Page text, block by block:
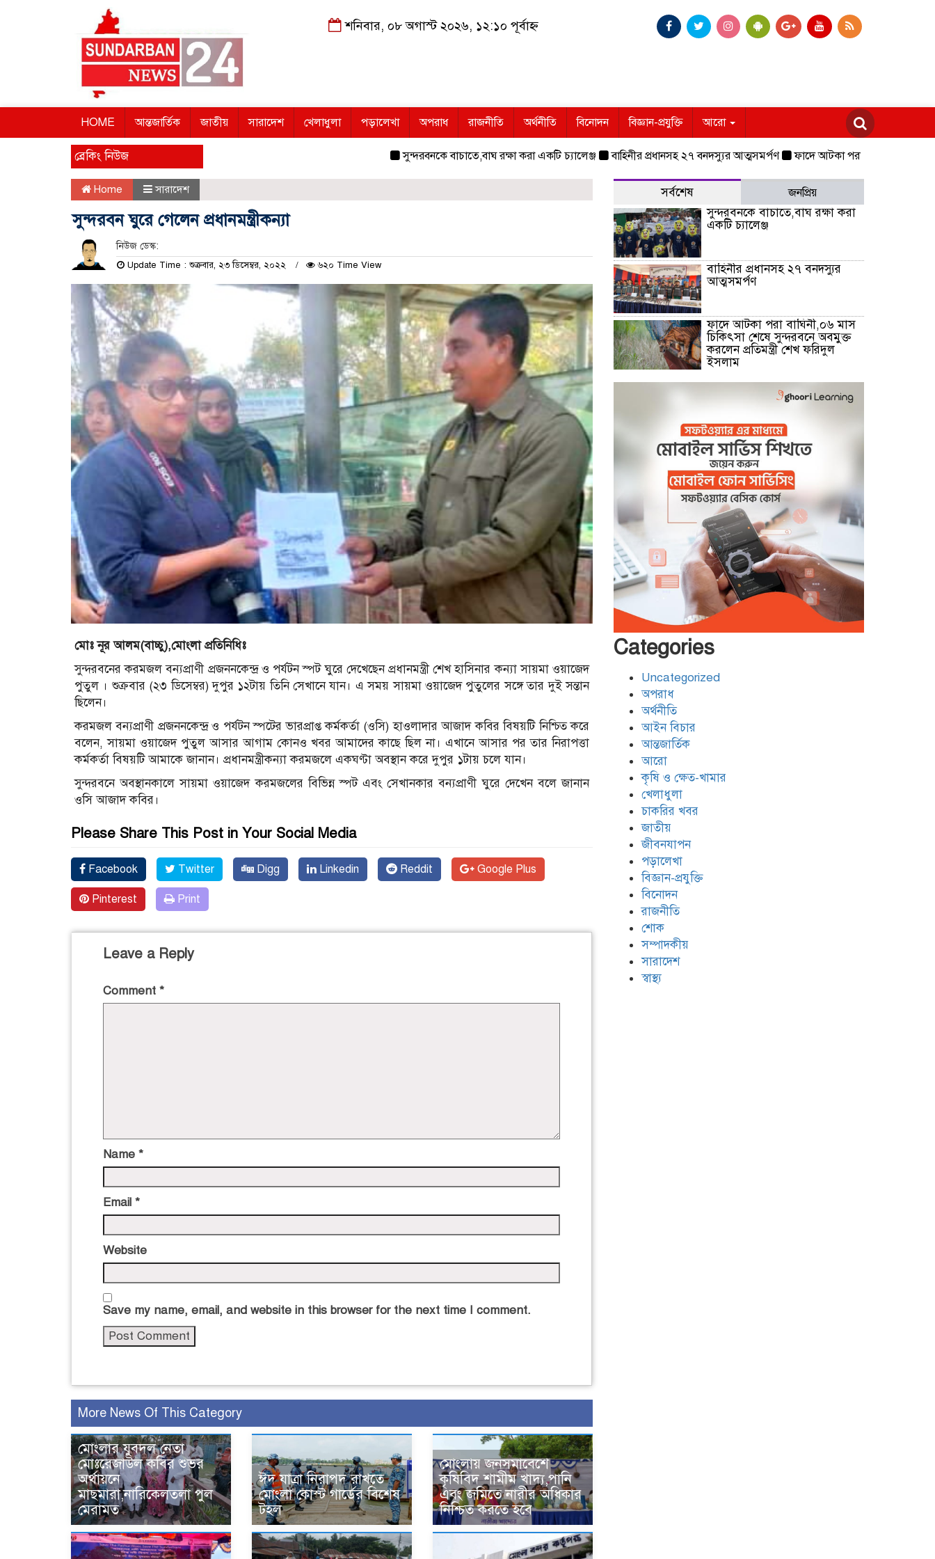
শনিবার, ০৮ অগাস্ট ২০২৬, ১২:১০ পূর্বাহ্ন
HOME আন্তজার্তিক জাতীয় সারাদেশ খেলাধুলা পড়ালেখা অপরাধ রাজনীতি অর্থনীতি বিনোদন বিজ্ঞান-প্রযুক্তি আরো
ব্রেকিং নিউজ সুন্দরবনকে বাচাতে,বাঘ রক্ষা করা একটি চ্যালেঞ্জ বাহিনীর প্রধানসহ ২৭ বনদস্যুর আত্মসমর্পণ ফাদে আটকা পরা বাঘিনী,০৬ মাস
Home সারাদেশ
সুন্দরবন ঘুরে গেলেন প্রধানমন্ত্রীকন্যা
নিউজ ডেস্ক:
Update Time : শুক্রবার, ২৩ ডিসেম্বর, ২০২২ ৬২০ Time View
মোঃ নূর আলম(বাচ্চু),মোংলা প্রতিনিধিঃ
সুন্দরবনের করমজল বন্যপ্রাণী প্রজননকেন্দ্র ও পর্যটন স্পট ঘুরে দেখেছেন প্রধানমন্ত্রী শেখ হাসিনার কন্যা সায়মা ওয়াজেদ
পুতুল । শুক্রবার (২৩ ডিসেম্বর) দুপুর ১২টায় তিনি সেখানে যান। এ সময় সায়মা ওয়াজেদ পুতুলের সঙ্গে তার দুই সন্তান
ছিলেন।
করমজল বন্যপ্রাণী প্রজননকেন্দ্র ও পর্যটন স্পটের ভারপ্রাপ্ত কর্মকর্তা (ওসি) হাওলাদার আজাদ কবির বিষয়টি নিশ্চিত করে
বলেন, সায়মা ওয়াজেদ পুতুল আসার আগাম কোনও খবর আমাদের কাছে ছিল না। এখানে আসার পর তার নিরাপত্তা
কর্মকর্তা বিষয়টি আমাকে জানান। প্রধানমন্ত্রীকন্যা করমজলে একঘণ্টা অবস্থান করে দুপুর ১টায় চলে যান।
সুন্দরবনে অবস্থানকালে সায়মা ওয়াজেদ করমজলের বিভিন্ন স্পট এবং সেখানকার বন্যপ্রাণী ঘুরে দেখেন বলে জানান
ওসি আজাদ কবির।
Please Share This Post in Your Social Media
Facebook Twitter Digg Linkedin Reddit Google Plus
Pinterest Print
Leave a Reply
Comment *
Name *
Email *
Website
Save my name, email, and website in this browser for the next time I comment.
More News Of This Category
মোংলার যুবদল নেতা
মোঃরেজাউল কবির শুভর
অর্থায়নে
মাছমারা,নারিকেলতলা পুল
মেরামত
ঈদ যাত্রা নিরাপদ রাখতে
মোংলা কোস্ট গার্ডের বিশেষ
টহল
মোংলায় জনসমাবেশে
কৃষিবিদ শামীম খাদ্য,পানি
এবং জমিতে নারীর অধিকার
নিশ্চিত করতে হবে
সর্বশেষ জনপ্রিয়
সুন্দরবনকে বাচাতে,বাঘ রক্ষা করা
একটি চ্যালেঞ্জ
বাহিনীর প্রধানসহ ২৭ বনদস্যুর
আত্মসমর্পণ
ফাদে আটকা পরা বাঘিনী,০৬ মাস
চিকিৎসা শেষে সুন্দরবনে অবমুক্ত
করলেন প্রতিমন্ত্রী শেখ ফরিদুল
ইসলাম
মোংলা নদীতে ২৪ ঘন্টা ফেরি
চলাচলের উদ্বোধন
বেনাপোল সীমান্তে বিজিবির কঠোর
অবস্থানে বিএসএফের পুশইন প্রচেষ্টা
ব্যর্থ
বিদ্যুৎ,জ্বালানি প্রতিমন্ত্রী রামপাল
তাপ বিদ্যুৎকেন্দ্র পরিদর্শনে করেন
বিদ্যুৎ,জ্বালানি প্রতিমন্ত্রী রামপাল
তাপ বিদ্যুৎকেন্দ্র পরিদর্শনে করেন
বেনাপোল চেকপোস্ট দিয়ে ভারতে
পাচার হওয়া ২০ নারী-শিশুকে
ফেরত
৭ পরোয়ানাভুক্ত আসামী গ্রেফতার
Categories
Uncategorized
অপরাধ
অর্থনীতি
আইন বিচার
আন্তজার্তিক
আরো
কৃষি ও ক্ষেত-খামার
খেলাধুলা
চাকরির খবর
জাতীয়
জীবনযাপন
পড়ালেখা
বিজ্ঞান-প্রযুক্তি
বিনোদন
রাজনীতি
শোক
সম্পাদকীয়
সারাদেশ
স্বাস্থ্য